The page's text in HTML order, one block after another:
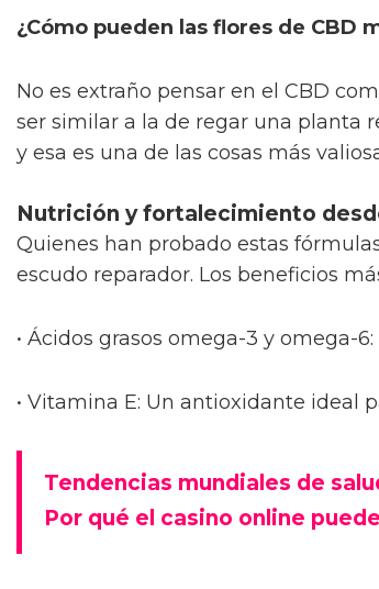
¿Cómo pueden las flores de CBD
No es extraño pensar en el CBD
ser similar a la de regar una planta
y esa es una de las cosas más
Nutrición y fortalecimiento
Quienes han probado estas
escudo reparador. Los beneficios
• Ácidos grasos omega-3 y omega-
• Vitamina E: Un antioxidante ideal
Tendencias mundiales de
Por qué el casino online